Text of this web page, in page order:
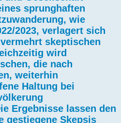
sprunghaften
wie
2023, verlagert sich
skeptischen
wird
die nach
weiterhin
Haltung bei
Ergebnisse lassen den
gestiegene Skepsis